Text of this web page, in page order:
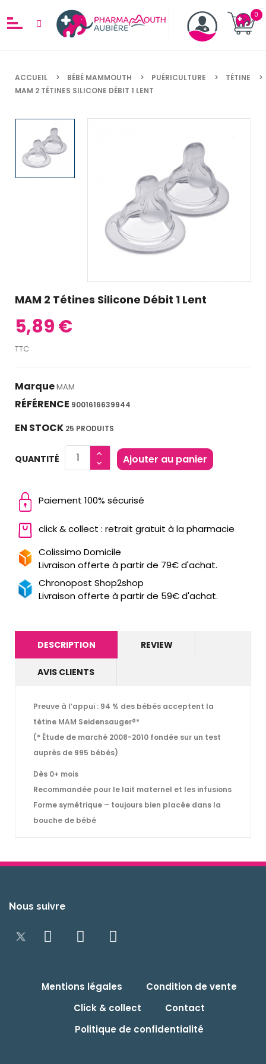
ACCUEIL BÉBÉ MAMMOUTH PUÉRICULTURE
TÉTINE
MAM 2 TÉTINES SILICONE DÉBIT 1 LENT
MAM 2 Tétines Silicone Débit 1 Lent
5,89 €
TTC
MarqueMAM
RÉFÉRENCE 9001616639944
EN STOCK 25 PRODUITS
QUANTITÉ Ajouter au panier
Paiement 100% sécurisé
click & collect : retrait gratuit à la pharmacie
Colissimo Domicile
Livraison offerte à partir de 79€ d'achat.
Chronopost Shop2shop
Livraison offerte à partir de 59€ d'achat.
DESCRIPTION REVIEW
AVIS CLIENTS
Preuve à l’appui : 94 % des bébés acceptent la
tétine MAM Seidensauger®*
(* Étude de marché 2008-2010 fondée sur un test
auprès de 995 bébés)
Dès 0+ mois
Recommandée pour le lait maternel et les infusions
Forme symétrique – toujours bien placée dans la
bouche de bébé
Nous suivre
Mentions légales
Condition de vente
Click & collect
Contact
Politique de confidentialité